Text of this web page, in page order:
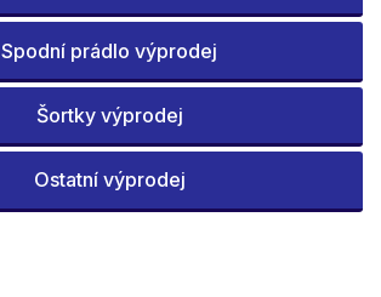
Spodní prádlo výprodej
Šortky výprodej
Ostatní výprodej